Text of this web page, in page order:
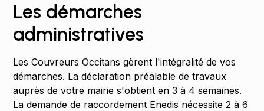
Les démarches
administratives
Les Couvreurs Occitans gèrent l'intégralité de vos
démarches. La déclaration préalable de travaux
auprès de votre mairie s'obtient en 3 à 4 semaines.
La demande de raccordement Enedis nécessite 2 à 6